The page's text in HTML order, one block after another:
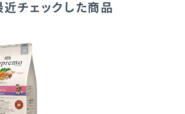
近チェックした商品